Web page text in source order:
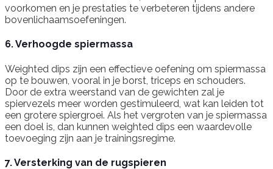
voorkomen en je prestaties te verbeteren tijdens andere
bovenlichaamsoefeningen.
6. Verhoogde spiermassa
Weighted dips zijn een effectieve oefening om spiermassa
op te bouwen, vooral in je borst, triceps en schouders.
Door de extra weerstand van de gewichten zal je
spiervezels meer worden gestimuleerd, wat kan leiden tot
een grotere spiergroei. Als het vergroten van je spiermassa
een doel is, dan kunnen weighted dips een waardevolle
toevoeging zijn aan je trainingsregime.
7. Versterking van de rugspieren